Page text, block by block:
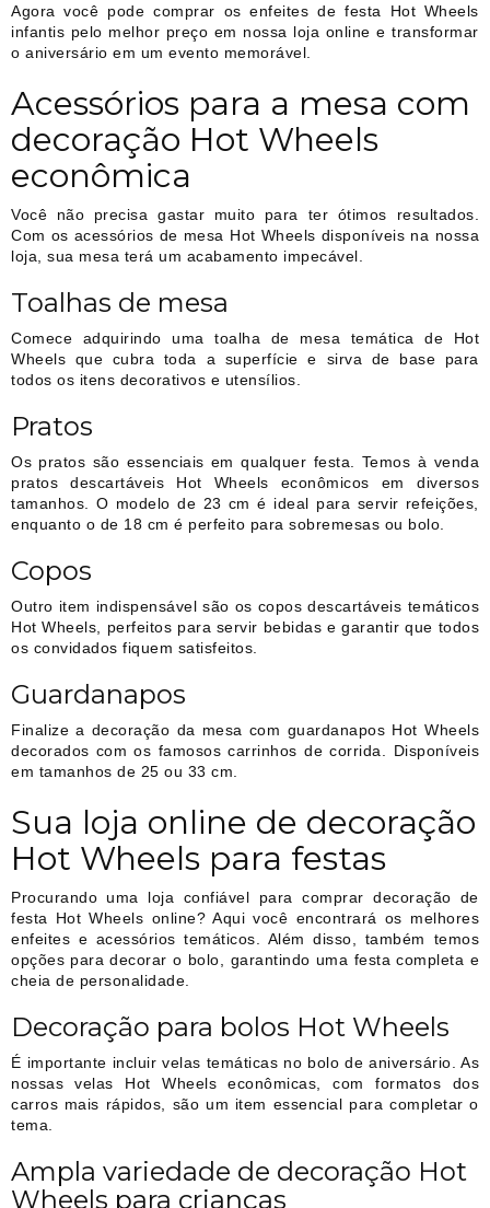
Agora você pode comprar os enfeites de festa Hot Wheels
infantis pelo melhor preço em nossa loja online e transformar
o aniversário em um evento memorável.
Acessórios para a mesa com
decoração Hot Wheels
econômica
Você não precisa gastar muito para ter ótimos resultados.
Com os acessórios de mesa Hot Wheels disponíveis na nossa
loja, sua mesa terá um acabamento impecável.
Toalhas de mesa
Comece adquirindo uma toalha de mesa temática de Hot
Wheels que cubra toda a superfície e sirva de base para
todos os itens decorativos e utensílios.
Pratos
Os pratos são essenciais em qualquer festa. Temos à venda
pratos descartáveis Hot Wheels econômicos em diversos
tamanhos. O modelo de 23 cm é ideal para servir refeições,
enquanto o de 18 cm é perfeito para sobremesas ou bolo.
Copos
Outro item indispensável são os copos descartáveis temáticos
Hot Wheels, perfeitos para servir bebidas e garantir que todos
os convidados fiquem satisfeitos.
Guardanapos
Finalize a decoração da mesa com guardanapos Hot Wheels
decorados com os famosos carrinhos de corrida. Disponíveis
em tamanhos de 25 ou 33 cm.
Sua loja online de decoração
Hot Wheels para festas
Procurando uma loja confiável para comprar decoração de
festa Hot Wheels online? Aqui você encontrará os melhores
enfeites e acessórios temáticos. Além disso, também temos
opções para decorar o bolo, garantindo uma festa completa e
cheia de personalidade.
Decoração para bolos Hot Wheels
É importante incluir velas temáticas no bolo de aniversário. As
nossas velas Hot Wheels econômicas, com formatos dos
carros mais rápidos, são um item essencial para completar o
tema.
Ampla variedade de decoração Hot
Wheels para crianças